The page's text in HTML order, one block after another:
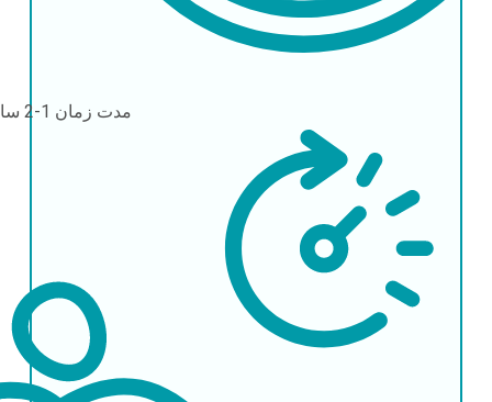
مدت زمان 1-2 ساعت